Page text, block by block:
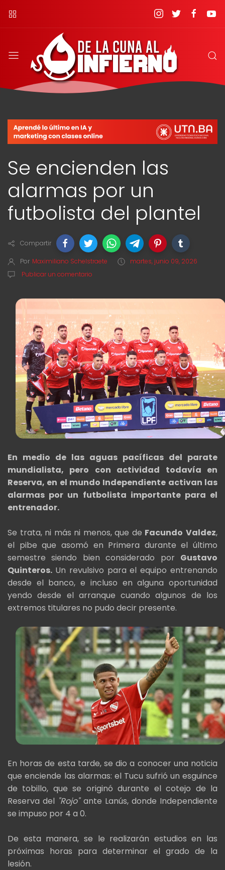
Se encienden las
alarmas por un
futbolista del plantel
Compartir
Por Maximiliano Schelstraete
martes, junio 09, 2026
Publicar un comentario
En medio de las aguas pacíficas del parate
mundialista, pero con actividad todavía en
Reserva, en el mundo Independiente activan las
alarmas por un futbolista importante para el
entrenador.
Se trata, ni más ni menos, que de Facundo Valdez,
el pibe que asomó en Primera durante el último
semestre siendo bien considerado por Gustavo
Quinteros. Un revulsivo para el equipo entrenando
desde el banco, e incluso en alguna oportunidad
yendo desde el arranque cuando algunos de los
extremos titulares no pudo decir presente.
En horas de esta tarde, se dio a conocer una noticia
que enciende las alarmas: el Tucu sufrió un esguince
de tobillo, que se originó durante el cotejo de la
Reserva del "Rojo"ante Lanús, donde Independiente
se impuso por 4 a 0.
De esta manera, se le realizarán estudios en las
próximas horas para determinar el grado de la
lesión.